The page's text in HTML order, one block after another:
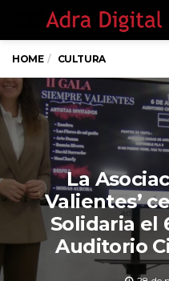
HOME CULTURA
La
Valientes’
Solidaria el
Auditorio